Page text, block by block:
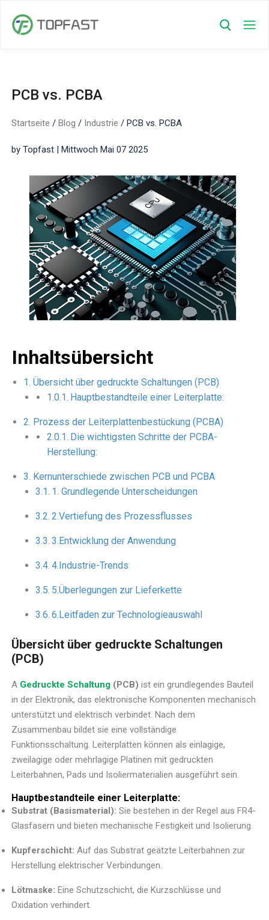
PCB vs. PCBA
Startseite /Blog / Industrie /PCB vs. PCBA
by Topfast | Mittwoch Mai 07 2025
Inhaltsübersicht
Übersicht über gedruckte Schaltungen (PCB)
Hauptbestandteile einer Leiterplatte:
Prozess der Leiterplattenbestückung (PCBA)
Die wichtigsten Schritte der PCBA-
Herstellung:
Kernunterschiede zwischen PCB und PCBA
1. Grundlegende Unterscheidungen
2.Vertiefung des Prozessflusses
3.Entwicklung der Anwendung
4.Industrie-Trends
5.Überlegungen zur Lieferkette
6.Leitfaden zur Technologieauswahl
Übersicht über gedruckte Schaltungen
(PCB)
A Gedruckte Schaltung (PCB) ist ein grundlegendes Bauteil
in der Elektronik, das elektronische Komponenten mechanisch
unterstützt und elektrisch verbindet. Nach dem
Zusammenbau bildet sie eine vollständige
Funktionsschaltung. Leiterplatten können als einlagige,
zweilagige oder mehrlagige Platinen mit gedruckten
Leiterbahnen, Pads und Isoliermaterialien ausgeführt sein.
Hauptbestandteile einer Leiterplatte:
Substrat (Basismaterial): Sie bestehen in der Regel aus FR4-
Glasfasern und bieten mechanische Festigkeit und Isolierung.
Kupferschicht: Auf das Substrat geätzte Leiterbahnen zur
Herstellung elektrischer Verbindungen.
Lötmaske: Eine Schutzschicht, die Kurzschlüsse und
Oxidation verhindert.